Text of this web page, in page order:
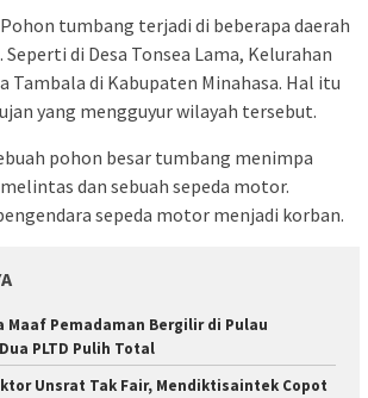
tumbang terjadi di beberapa daerah
di Desa Tonsea Lama, Kelurahan
Tambala di Kabupaten Minahasa. Hal itu
yang mengguyur wilayah tersebut.
pohon besar tumbang menimpa
dan sebuah sepeda motor.
sepeda motor menjadi korban.
Maaf Pemadaman Bergilir di Pulau
PLTD Pulih Total
Unsrat Tak Fair, Mendiktisaintek Copot